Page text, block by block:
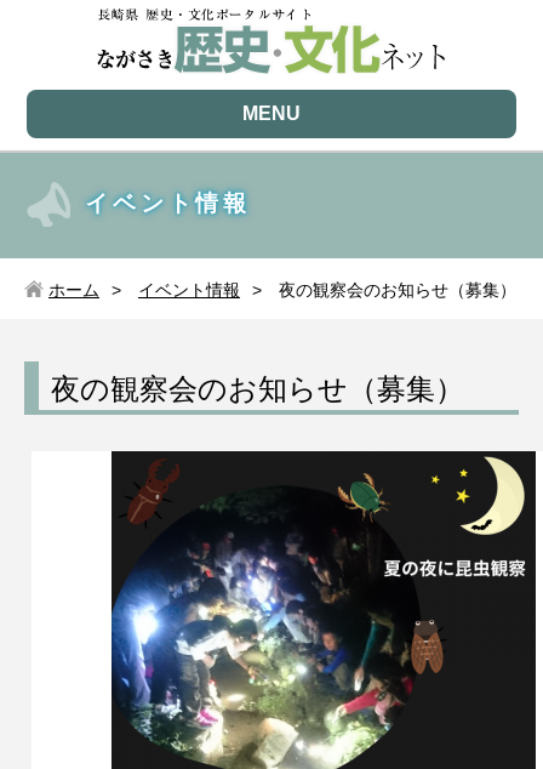
MENU
イベント情報
ホーム イベント情報 夜の観察会のお知らせ（募集）
夜の観察会のお知らせ（募集）